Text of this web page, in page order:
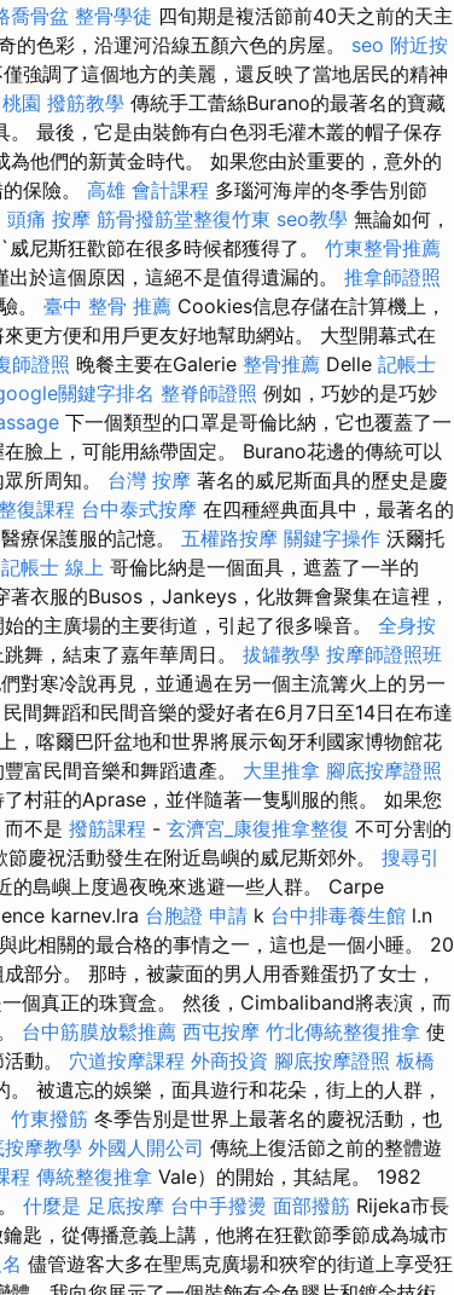
喬骨盆 整骨學徒 四旬期是複活節前40天之前的天主
的色彩，沿運河沿線五顏六色的房屋。 seo 附近按
強調了這個地方的美麗，還反映了當地居民的精神
園 撥筋教學 傳統手工蕾絲Burano的最著名的寶藏
最後，它是由裝飾有白色羽毛灌木叢的帽子保存
他們的新黃金時代。 如果您由於重要的，意外的
保險。 高雄 會計課程 多瑙河海岸的冬季告別節​​
頭痛 按摩 筋骨撥筋堂整復竹東 seo教學 無論如何，
尼斯狂歡節在很多時候都獲得了。 竹東整骨推薦
於這個原因，這絕不是值得遺漏的。 推拿師證照
。 臺中 整骨 推薦 Cookies信息存儲在計算機上，
更方便和用戶更友好地幫助網站。 大型開幕式在
師證照 晚餐主要在Galerie 整骨推薦 Delle 記帳士
關鍵字排名 整脊師證照 例如，巧妙的是巧妙
下一個類型的口罩是哥倫比納，它也覆蓋了一
臉上，可能用絲帶固定。 Burano花邊的傳統可以
所周知。 台灣 按摩 著名的威尼斯面具的歷史是慶
復課程 台中泰式按摩 在四種經典面具中，最著名的
療保護服的記憶。 五權路按摩 關鍵字操作 沃爾托
記帳士 線上 哥倫比納是一個面具，遮蓋了一半的
衣服的Busos，Jankeys，化妝舞會聚集在這裡，
的主廣場的主要街道，引起了很多噪音。 全身按
舞，結束了嘉年華周日。 拔罐教學 按摩師證照班
對寒冷說再見，並通過在另一個主流篝火上的另一
民間舞蹈和民間音樂的愛好者在6月7日至14日在布達
，喀爾巴阡盆地和世界將展示匈牙利國家博物館花
富民間音樂和舞蹈遺產。 大里推拿 腳底按摩證照
村莊的Aprase，並伴隨著一隻馴服的熊。 如果您
不是 撥筋課程 - 玄濟宮_康復推拿整復 不可分割的
節慶祝活動發生在附近島嶼的威尼斯郊外。 搜尋引
島嶼上度過夜晚來逃避一些人群。 Carpe
karnev.lra 台胞證 申請 k 台中排毒養生館 l.n
此相關的最合格的事情之一，這也是一個小睡。 20
部分。 那時，被蒙面的男人用香雞蛋扔了女士，
個真正的珠寶盒。 然後，Cimbaliband將表演，而
台中筋膜放鬆推薦 西屯按摩 竹北傳統整復推拿 使
動。 穴道按摩課程 外商投資 腳底按摩證照 板橋
被遺忘的娛樂，面具遊行和花朵，街上的人群，
竹東撥筋 冬季告別是世界上最著名的慶祝活動，也
按摩教學 外國人開公司 傳統上復活節之前的整體遊
程 傳統整復推拿 Vale）的開始，其結尾。 1982
什麼是 足底按摩 台中手撥燙 面部撥筋 Rijeka市長
匙，從傳播意義上講，他將在狂歡節季節成為城市
儘管遊客大多在聖馬克廣場和狹窄的街道上享受狂